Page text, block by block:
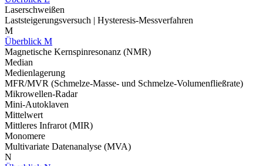
Laserschweißen
Laststeigerungsversuch | Hysteresis-Messverfahren
M
Überblick M
Magnetische Kernspinresonanz (NMR)
Median
Medienlagerung
MFR/MVR (Schmelze-Masse- und Schmelze-Volumenfließrate)
Mikrowellen-Radar
Mini-Autoklaven
Mittelwert
Mittleres Infrarot (MIR)
Monomere
Multivariate Datenanalyse (MVA)
N